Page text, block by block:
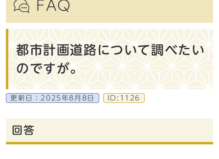
FAQ
都市計画道路について調べたい
のですが。
更新日： 2025年8月8日 ID:1126
回答